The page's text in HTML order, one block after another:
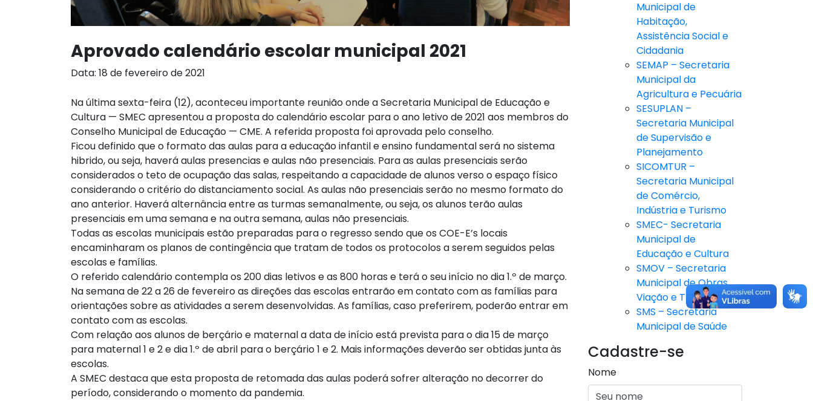
Aprovado calendário escolar municipal 2021
Data: 18 de fevereiro de 2021
Na última sexta-feira (12), aconteceu importante reunião onde a Secretaria Municipal de Educação e
Cultura — SMEC apresentou a proposta do calendário escolar para o ano letivo de 2021 aos membros do
Conselho Municipal de Educação — CME. A referida proposta foi aprovada pelo conselho.
Ficou definido que o formato das aulas para a educação infantil e ensino fundamental será no sistema
hibrido, ou seja, haverá aulas presencias e aulas não presenciais. Para as aulas presenciais serão
considerados o teto de ocupação das salas, respeitando a capacidade de alunos verso o espaço físico
considerando o critério do distanciamento social. As aulas não presenciais serão no mesmo formato do
ano anterior. Haverá alternância entre as turmas semanalmente, ou seja, os alunos terão aulas
presenciais em uma semana e na outra semana, aulas não presenciais.
Todas as escolas municipais estão preparadas para o regresso sendo que os COE-E’s locais
encaminharam os planos de contingência que tratam de todos os protocolos a serem seguidos pelas
escolas e famílias.
O referido calendário contempla os 200 dias letivos e as 800 horas e terá o seu início no dia 1.º de março.
Na semana de 22 a 26 de fevereiro as direções das escolas entrarão em contato com as famílias para
orientações sobre as atividades a serem desenvolvidas. As famílias, caso preferirem, poderão entrar em
contato com as escolas.
Com relação aos alunos de berçário e maternal a data de início está prevista para o dia 15 de março
para maternal 1 e 2 e dia 1.º de abril para o berçário 1 e 2. Mais informações deverão ser obtidas junta às
escolas.
A SMEC destaca que esta proposta de retomada das aulas poderá sofrer alteração no decorrer do
período, considerando o momento da pandemia.
Municipal de
Habitação,
Assistência Social e
Cidadania
SEMAP – Secretaria
Municipal da
Agricultura e Pecuária
SESUPLAN –
Secretaria Municipal
de Supervisão e
Planejamento
SICOMTUR –
Secretaria Municipal
de Comércio,
Indústria e Turismo
SMEC- Secretaria
Municipal de
Educação e Cultura
SMOV – Secretaria
Municipal de Obras,
Viação e Trânsito
SMS – Secretaria
Municipal de Saúde
Cadastre-se
Nome